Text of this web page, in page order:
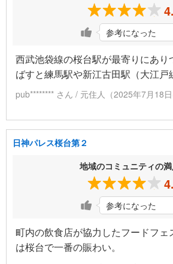
参考になった
西武池袋線の桜台駅が最寄りにあり
ばすと練馬駅や新江古田駅（大江戸
pub******** さん / 元住人（2025年7月18日
日神パレス桜台第２
地域のコミュニティの
参考になった
町内の飲食店が協力したフードフェ
は桜台で一番の賑わい。